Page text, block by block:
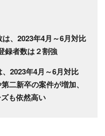
、2023年4月～6月対比
録者数は２割強
2023年4月～6月対比
二新卒の案件が増加、
も依然高い